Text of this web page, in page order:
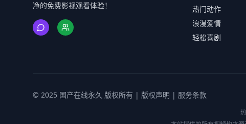
净的免费影视观看体验！
热门动作
浪漫爱情
轻松喜剧
© 2025 国产在线永久 版权所有 | 版权声明 | 服务条款